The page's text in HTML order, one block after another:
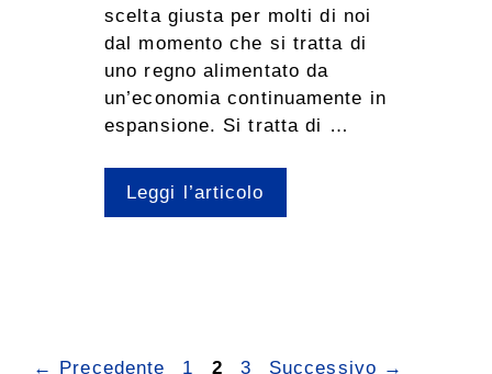
scelta giusta per molti di noi
dal momento che si tratta di
uno regno alimentato da
un’economia continuamente in
espansione. Si tratta di …
Leggi l’articolo
← Precedente Pagina
1 Pagina
2 Pagina
3 Successivo →